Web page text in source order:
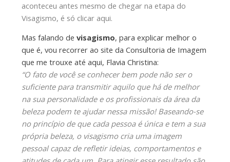
aconteceu antes mesmo de chegar na etapa do
Visagismo, é só clicar aqui.
Mas falando de visagismo, para explicar melhor o
que é, vou recorrer ao site da Consultoria de Imagem
que me trouxe até aqui, Flavia Christina:
“O fato de você se conhecer bem pode não ser o
suficiente para transmitir aquilo que há de melhor
na sua personalidade e os profissionais da área da
beleza podem te ajudar nessa missão! Baseando-se
no princípio de que cada pessoa é única e tem a sua
própria beleza, o visagismo cria uma imagem
pessoal capaz de refletir ideias, comportamentos e